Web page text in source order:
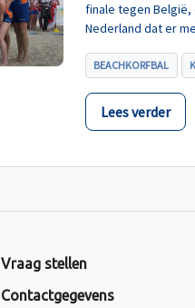
finale tegen
Nederland dat er
BEACHKORFBAL
Lees verder
Vraag stellen
Contactgegevens